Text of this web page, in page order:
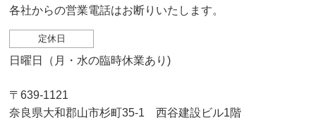
各社からの営業電話はお断りいたします。
定休日
日曜日（月・水の臨時休業あり)
〒639-1121
奈良県大和郡山市杉町35-1 西谷建設ビル1階